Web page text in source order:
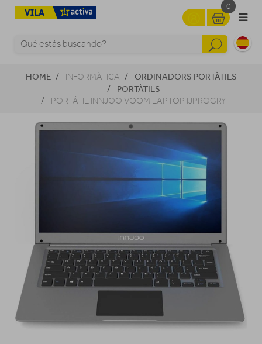
0
HOME INFORMÀTICA
ORDINADORS PORTÀTILS
PORTÀTILS
PORTÁTIL INNJOO VOOM LAPTOP IJPROGRY